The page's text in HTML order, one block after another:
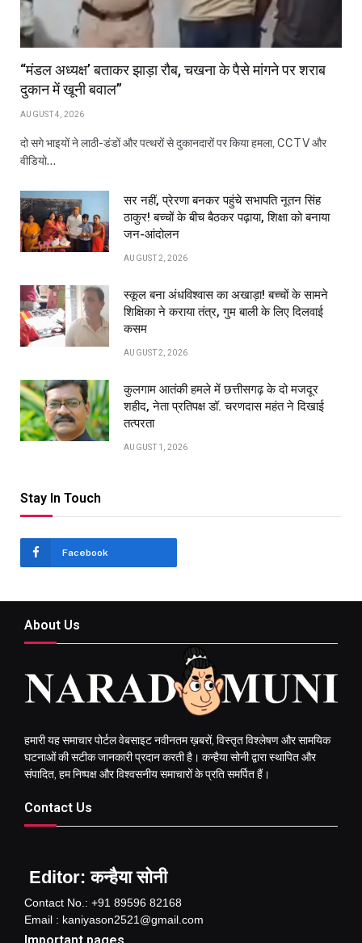
“मंडल अध्यक्ष’ बताकर झाड़ा रौब, चखना के पैसे मांगने पर शराब
दुकान में खूनी बवाल”
AUGUST 4, 2026
दो सगे भाइयों ने लाठी-डंडों और पत्थरों से दुकानदारों पर किया हमला, CCTV और
वीडियो…
सर नहीं, प्रेरणा बनकर पहुंचे सभापति नूतन सिंह
ठाकुर! बच्चों के बीच बैठकर पढ़ाया, शिक्षा को बनाया
जन-आंदोलन
AUGUST 2, 2026
स्कूल बना अंधविश्वास का अखाड़ा! बच्चों के सामने
शिक्षिका ने कराया तंत्र, गुम बाली के लिए दिलवाई
कसम
AUGUST 2, 2026
कुलगाम आतंकी हमले में छत्तीसगढ़ के दो मजदूर
शहीद, नेता प्रतिपक्ष डॉ. चरणदास महंत ने दिखाई
तत्परता
AUGUST 1, 2026
Stay In Touch
Facebook
About Us
हमारी यह समाचार पोर्टल वेबसाइट नवीनतम ख़बरों, विस्तृत विश्लेषण और सामयिक
घटनाओं की सटीक जानकारी प्रदान करती है। कन्हैया सोनी द्वारा स्थापित और
संपादित, हम निष्पक्ष और विश्वसनीय समाचारों के प्रति समर्पित हैं।
Contact Us
Editor: कन्हैया सोनी
Contact No.: +91 89596 82168
Email : kaniyason2521@gmail.com
Important pages